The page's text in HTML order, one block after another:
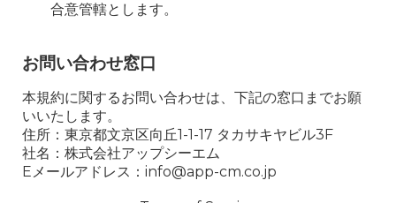
合意管轄とします。
お問い合わせ窓口
本規約に関するお問い合わせは、下記の窓口までお願
いいたします。
住所：東京都文京区向丘1-1-17 タカサキヤビル3F
社名：株式会社アップシーエム
Eメールアドレス：info@app-cm.co.jp